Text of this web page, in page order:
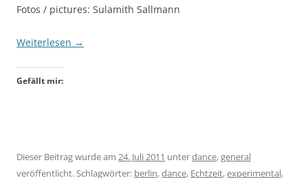
Fotos / pictures: Sulamith Sallmann
Weiterlesen →
Gefällt mir:
Dieser Beitrag wurde am 24. Juli 2011 unterdance,general
veröffentlicht. Schlagwörter: berlin,dance, Echtzeit,experimental,